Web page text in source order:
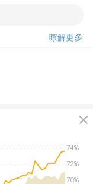
瞭解更多
close
74%
72%
70%